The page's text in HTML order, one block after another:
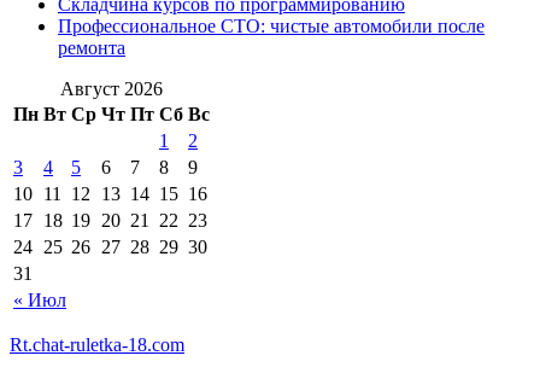
Профессиональное СТО: чистые автомобили после
ремонта
Август 2026
Пн Вт Ср Чт Пт Сб Вс
« Июл
1
2
3
4 5 6 7 8
9
10 11 12 13 14 15 16
17 18 19 20 21 22 23
24 25 26 27 28 29 30
31
Rt.chat-ruletka-18.com